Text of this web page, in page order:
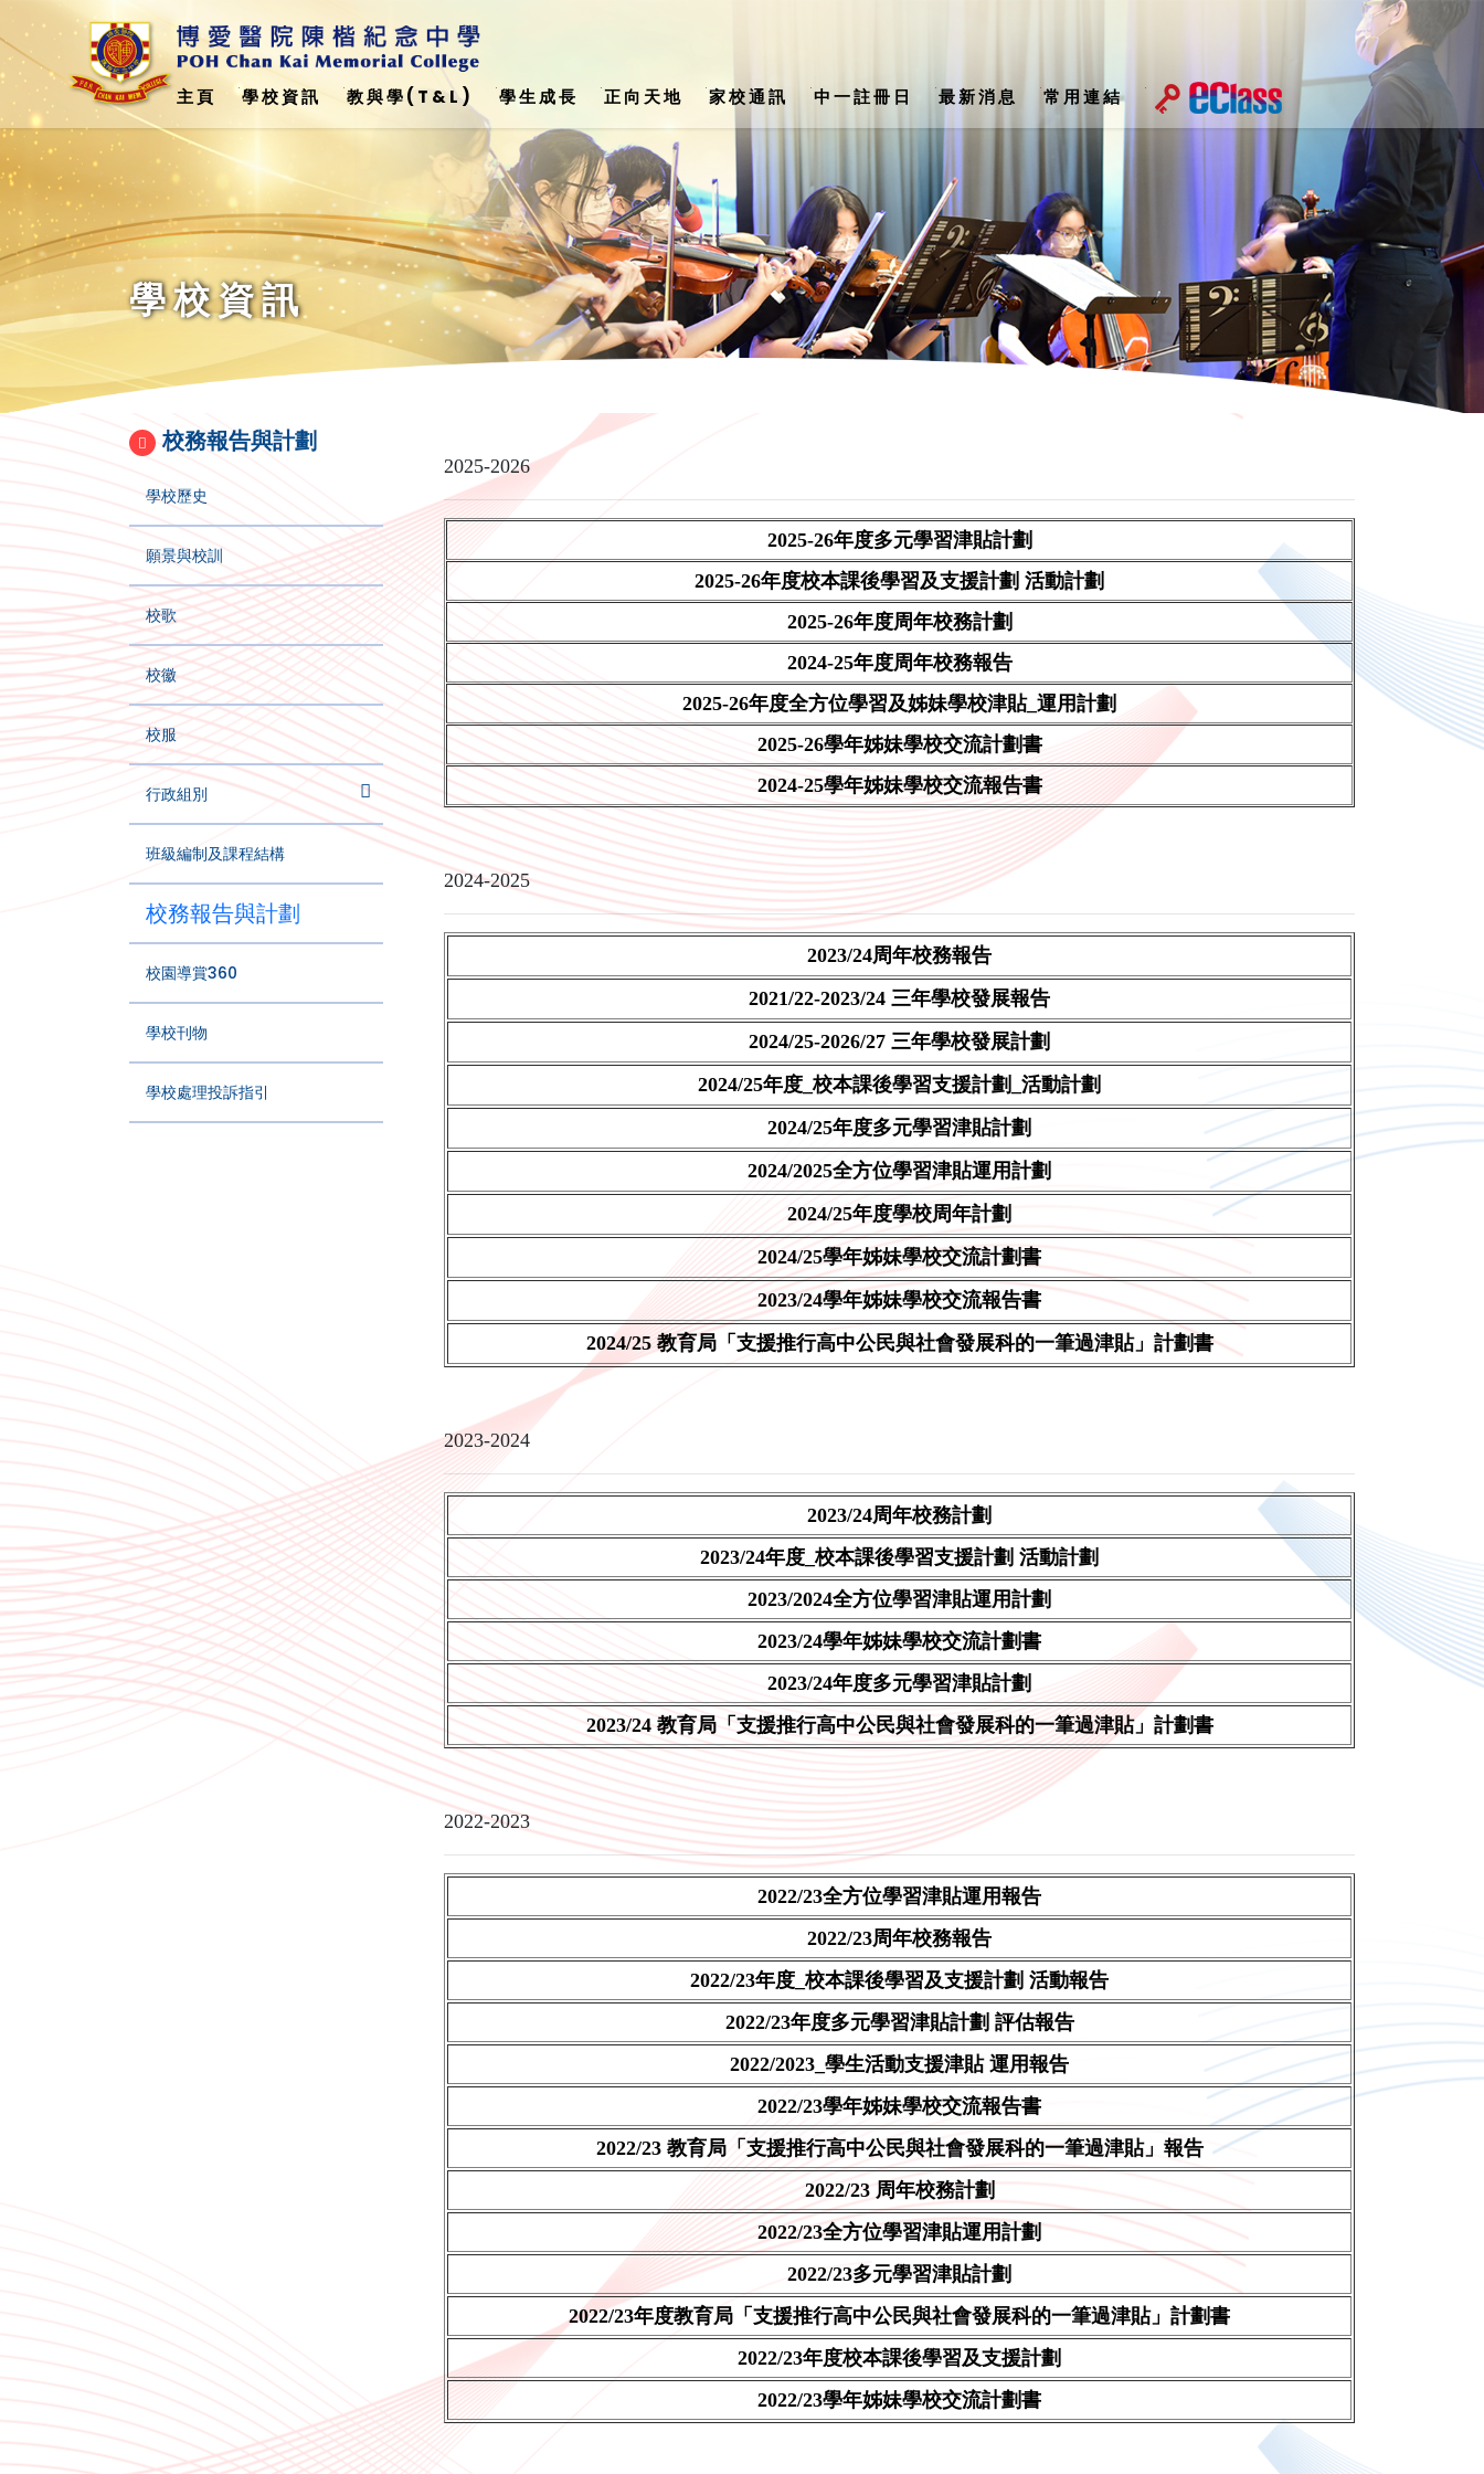
主頁 學校資訊 教與學(T&L) 學生成長 正向天地 家校通訊 中一註冊日 最新消息 常用連結
學校資訊
校務報告與計劃
學校歷史
願景與校訓
校歌
校徽
校服
行政組別
班級編制及課程結構
校務報告與計劃
校園導賞360
學校刊物
學校處理投訴指引
2025-2026
2025-26年度多元學習津貼計劃
2025-26年度校本課後學習及支援計劃 活動計劃
2025-26年度周年校務計劃
2024-25年度周年校務報告
2025-26年度全方位學習及姊妹學校津貼_運用計劃
2025-26學年姊妹學校交流計劃書
2024-25學年姊妹學校交流報告書
2024-2025
2023/24周年校務報告
2021/22-2023/24 三年學校發展報告
2024/25-2026/27 三年學校發展計劃
2024/25年度_校本課後學習支援計劃_活動計劃
2024/25年度多元學習津貼計劃
2024/2025全方位學習津貼運用計劃
2024/25年度學校周年計劃
2024/25學年姊妹學校交流計劃書
2023/24學年姊妹學校交流報告書
2024/25 教育局「支援推行高中公民與社會發展科的一筆過津貼」計劃書
2023-2024
2023/24周年校務計劃
2023/24年度_校本課後學習支援計劃 活動計劃
2023/2024全方位學習津貼運用計劃
2023/24學年姊妹學校交流計劃書
2023/24年度多元學習津貼計劃
2023/24 教育局「支援推行高中公民與社會發展科的一筆過津貼」計劃書
2022-2023
2022/23全方位學習津貼運用報告
2022/23周年校務報告
2022/23年度_校本課後學習及支援計劃 活動報告
2022/23年度多元學習津貼計劃 評估報告
2022/2023_學生活動支援津貼 運用報告
2022/23學年姊妹學校交流報告書
2022/23 教育局「支援推行高中公民與社會發展科的一筆過津貼」報告
2022/23 周年校務計劃
2022/23全方位學習津貼運用計劃
2022/23多元學習津貼計劃
2022/23年度教育局「支援推行高中公民與社會發展科的一筆過津貼」計劃書
2022/23年度校本課後學習及支援計劃
2022/23學年姊妹學校交流計劃書